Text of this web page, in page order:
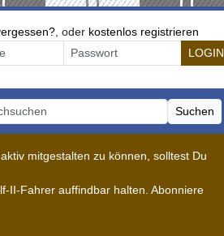
, oder kostenlos registrieren
LOGIN
Suchen
mitgestalten zu können, solltest Du
II-Fahrer auffindbar halten. Abonniere